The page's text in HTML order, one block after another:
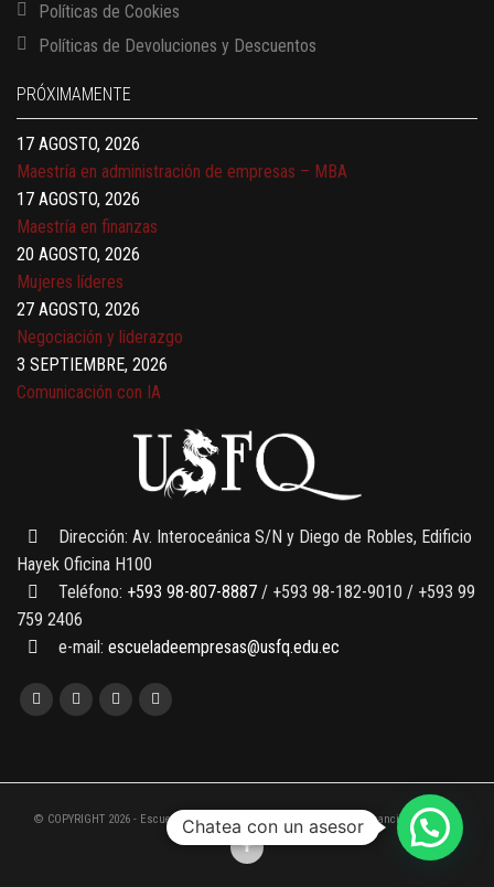
Políticas de Cookies
Políticas de Devoluciones y Descuentos
PRÓXIMAMENTE
13 AGOSTO, 2026
17 AGOSTO, 2026
Gerencia de empresas familiares
17 AGOSTO, 2026
Maestría en administración de empresas – MBA
17 AGOSTO, 2026
Maestría en finanzas
20 AGOSTO, 2026
Mujeres líderes
27 AGOSTO, 2026
Negociación y liderazgo
3 SEPTIEMBRE, 2026
Comunicación con IA
Gobernanza de datos
13 AGOSTO, 2026
Finanzas para no financieros
Dirección: Av. Interoceánica S/N y Diego de Robles, Edificio
Hayek Oficina H100
Teléfono: +593 98-807-8887 / +593 98-182-9010 / +593 99
759 2406
e-mail: escueladeempresas@usfq.edu.ec
© COPYRIGHT 2026 - Escuela de Empresas de la Universidad San Francisco de Quito
Chatea con un asesor